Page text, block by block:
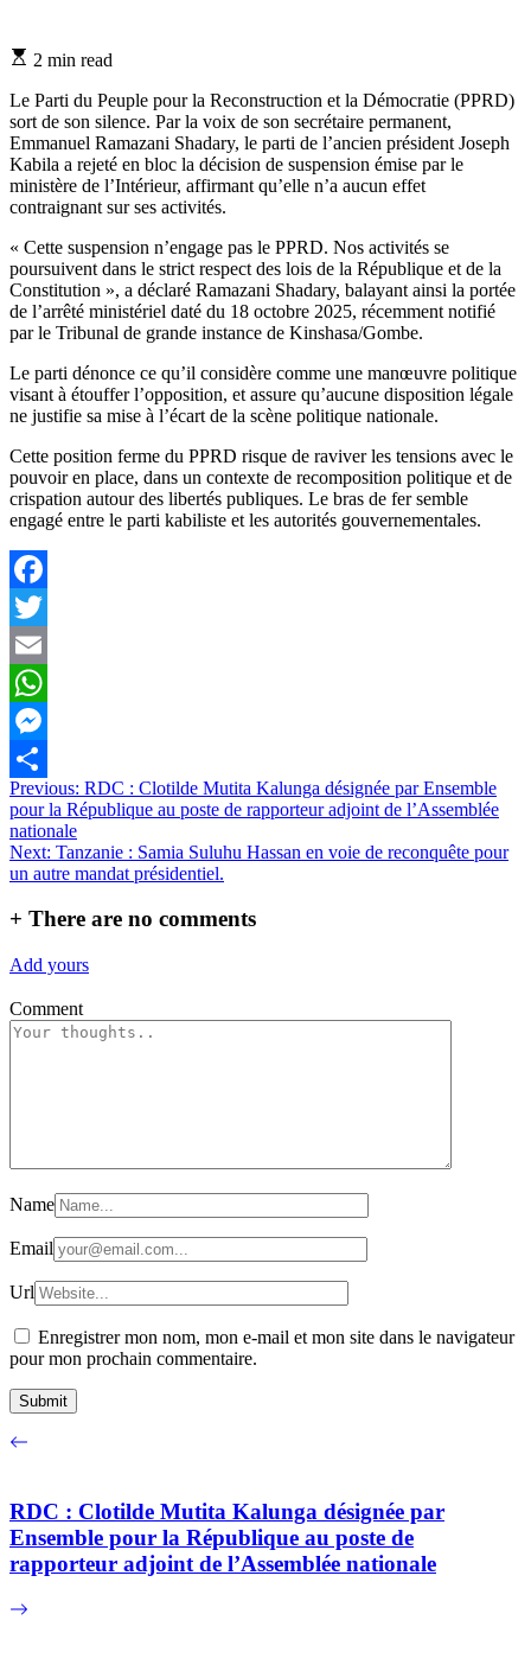
Estimated
time
2 min read
Le Parti du Peuple pour la Reconstruction et la Démocratie (PPRD)
sort de son silence. Par la voix de son secrétaire permanent,
Emmanuel Ramazani Shadary, le parti de l’ancien président Joseph
Kabila a rejeté en bloc la décision de suspension émise par le
ministère de l’Intérieur, affirmant qu’elle n’a aucun effet
contraignant sur ses activités.
« Cette suspension n’engage pas le PPRD. Nos activités se
poursuivent dans le strict respect des lois de la République et de la
Constitution », a déclaré Ramazani Shadary, balayant ainsi la portée
de l’arrêté ministériel daté du 18 octobre 2025, récemment notifié
par le Tribunal de grande instance de Kinshasa/Gombe.
Le parti dénonce ce qu’il considère comme une manœuvre politique
visant à étouffer l’opposition, et assure qu’aucune disposition légale
ne justifie sa mise à l’écart de la scène politique nationale.
Cette position ferme du PPRD risque de raviver les tensions avec le
pouvoir en place, dans un contexte de recomposition politique et de
crispation autour des libertés publiques. Le bras de fer semble
engagé entre le parti kabiliste et les autorités gouvernementales.
Facebook
Twitter
Email
WhatsApp
Messenger
Partager
Navigation
de
l’article
Previous: RDC : Clotilde Mutita Kalunga désignée par Ensemble
pour la République au poste de rapporteur adjoint de l’Assemblée
nationale
Next: Tanzanie : Samia Suluhu Hassan en voie de reconquête pour
un autre mandat présidentiel.
+ There are no comments
Add yours
Comment
Name
Email
Url
Enregistrer mon nom, mon e-mail et mon site dans le navigateur
pour mon prochain commentaire.
RDC : Clotilde Mutita Kalunga désignée par
Ensemble pour la République au poste de
rapporteur adjoint de l’Assemblée nationale